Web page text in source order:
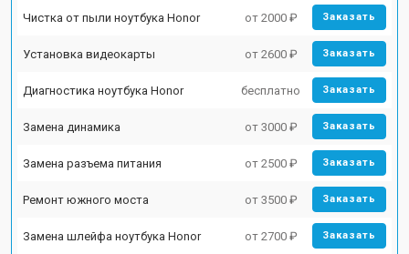
Чистка от пыли ноутбука Honor от 2000 ₽ Заказать
Установка видеокарты от 2600 ₽ Заказать
Диагностика ноутбука Honor бесплатно Заказать
Замена динамика от 3000 ₽ Заказать
Замена разъема питания от 2500 ₽ Заказать
Ремонт южного моста от 3500 ₽ Заказать
Замена шлейфа ноутбука Honor от 2700 ₽ Заказать